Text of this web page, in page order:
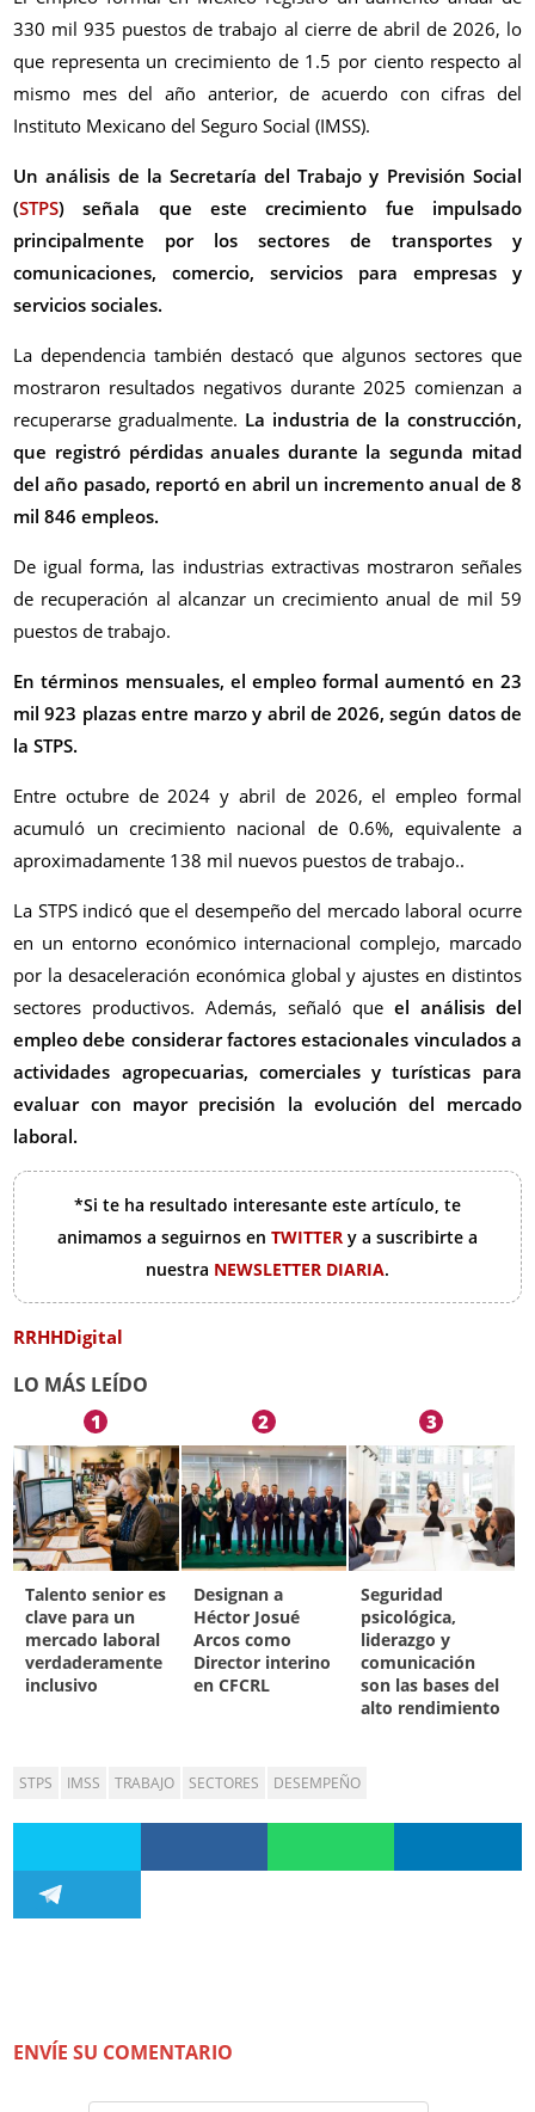
330 mil 935 puestos de trabajo al cierre de abril de 2026, lo
que representa un crecimiento de 1.5 por ciento respecto al
mismo mes del año anterior, de acuerdo con cifras del
Instituto Mexicano del Seguro Social (IMSS).
Un análisis de la Secretaría del Trabajo y Previsión Social
(STPS) señala que este crecimiento fue impulsado
principalmente por los sectores de transportes y
comunicaciones, comercio, servicios para empresas y
servicios sociales.
La dependencia también destacó que algunos sectores que
mostraron resultados negativos durante 2025 comienzan a
recuperarse gradualmente. La industria de la construcción,
que registró pérdidas anuales durante la segunda mitad
del año pasado, reportó en abril un incremento anual de 8
mil 846 empleos.
De igual forma, las industrias extractivas mostraron señales
de recuperación al alcanzar un crecimiento anual de mil 59
puestos de trabajo.
En términos mensuales, el empleo formal aumentó en 23
mil 923 plazas entre marzo y abril de 2026, según datos de
la STPS.
Entre octubre de 2024 y abril de 2026, el empleo formal
acumuló un crecimiento nacional de 0.6%, equivalente a
aproximadamente 138 mil nuevos puestos de trabajo..
La STPS indicó que el desempeño del mercado laboral ocurre
en un entorno económico internacional complejo, marcado
por la desaceleración económica global y ajustes en distintos
sectores productivos. Además, señaló que el análisis del
empleo debe considerar factores estacionales vinculados a
actividades agropecuarias, comerciales y turísticas para
evaluar con mayor precisión la evolución del mercado
laboral.
*Si te ha resultado interesante este artículo, te
animamos a seguirnos en TWITTER y a suscribirte a
nuestra NEWSLETTER DIARIA.
RRHHDigital
LO MÁS LEÍDO
1
Talento senior es
clave para un
mercado laboral
verdaderamente
inclusivo
2
Designan a
Héctor Josué
Arcos como
Director interino
en CFCRL
3
Seguridad
psicológica,
liderazgo y
comunicación
son las bases del
alto rendimiento
STPS IMSS TRABAJO SECTORES DESEMPEÑO
ENVÍE SU COMENTARIO